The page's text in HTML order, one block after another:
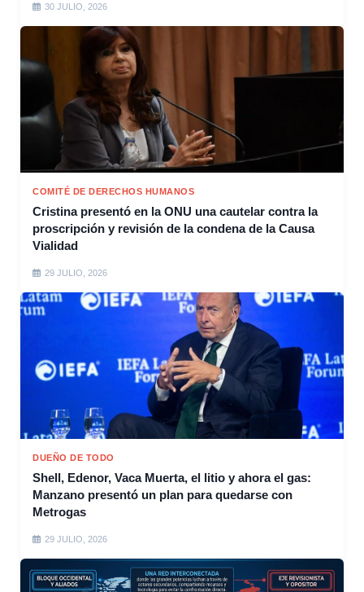
30 JULIO, 2026
COMITÉ DE DERECHOS HUMANOS
Cristina presentó en la ONU una cautelar contra la
proscripción y revisión de la condena de la Causa
Vialidad
29 JULIO, 2026
DUEÑO DE TODO
Shell, Edenor, Vaca Muerta, el litio y ahora el gas:
Manzano presentó un plan para quedarse con
Metrogas
29 JULIO, 2026